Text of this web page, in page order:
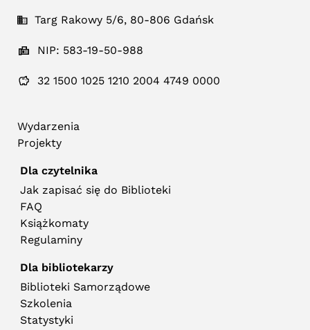
Targ Rakowy 5/6, 80-806 Gdańsk
NIP: 583-19-50-988
32 1500 1025 1210 2004 4749 0000
Wydarzenia
Projekty
Dla czytelnika
Jak zapisać się do Biblioteki
FAQ
Książkomaty
Regulaminy
Dla bibliotekarzy
Biblioteki Samorządowe
Szkolenia
Statystyki